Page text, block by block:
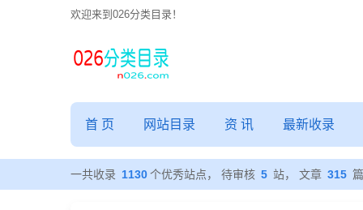
欢迎来到026分类目录！
首 页 网站目录 资 讯 最新收录
一共收录 1130个优秀站点， 待审核 5 站， 文章 315